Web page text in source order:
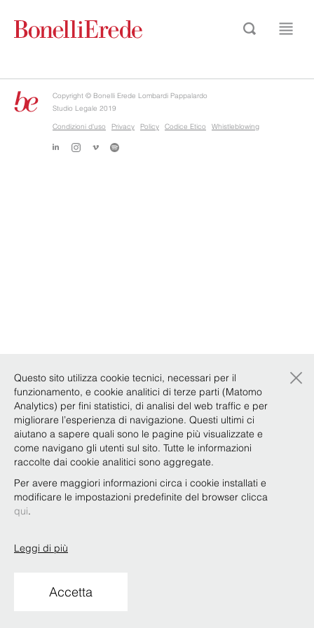
Copyright © Bonelli Erede Lombardi Pappalardo
Studio Legale 2019
Condizioni d'uso
Privacy Policy Codice Etico Whistleblowing
Questo sito utilizza cookie tecnici, necessari per il
funzionamento, e cookie analitici di terze parti (Matomo
Analytics) per fini statistici, di analisi del web traffic e per
migliorare l’esperienza di navigazione. Questi ultimi ci
aiutano a sapere quali sono le pagine più visualizzate e
come navigano gli utenti sul sito. Tutte le informazioni
raccolte dai cookie analitici sono aggregate.
Per avere maggiori informazioni circa i cookie installati e
modificare le impostazioni predefinite del browser clicca
qui.
Leggi di più
Accetta
×